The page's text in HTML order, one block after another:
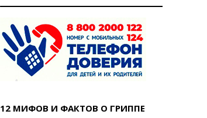
12 МИФОВ И ФАКТОВ О ГРИППЕ